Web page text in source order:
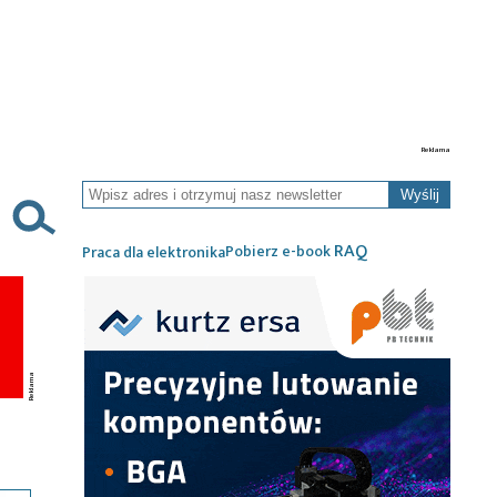
Wyślij
Praca dla elektronikaPobierz e-bookRAQ